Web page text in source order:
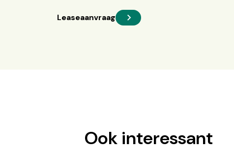
Leaseaanvraag
Ook interessant